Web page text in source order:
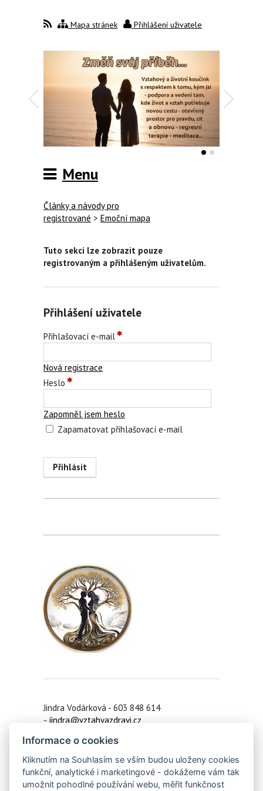
Mapa stránek Přihlášení uživatele
Menu
Články a návody pro
registrované > Emoční mapa
Tuto sekci lze zobrazit pouze
registrovaným a přihlášeným uživatelům.
Přihlášení uživatele
Přihlašovací e-mail
Nová registrace
Heslo
Zapomněl jsem heslo
Zapamatovat přihlašovací e-mail
Jindra Vodárková - 603 848 614
- jindra@vztahyazdravi.cz
Praha 6 / Koučink on-line
/ Ledeč nad Sázavou/ Vlašim
IČO: 42910391
Informace o cookies
Kliknutím na Souhlasím se vším budou uloženy cookies
funkční, analytické i marketingové - dokážeme vám tak
umožnit pohodlné používání webu, měřit funkčnost